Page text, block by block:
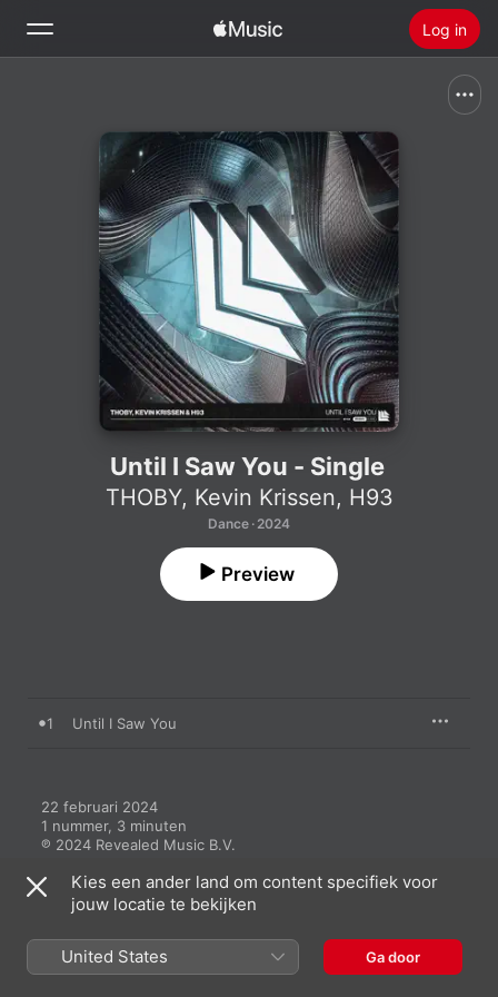
Log in
Home
Nieuw
Radio
Installeer Apple Music
Until I Saw You - Single
THOBY, Kevin Krissen, H93
Dance · 2024
Preview
1 Until I Saw You
22 februari 2024
1 nummer, 3 minuten
℗ 2024 Revealed Music B.V.
Meer van THOBY
Kies een ander land om content specifiek voor
jouw locatie te bekijken
United States Ga door